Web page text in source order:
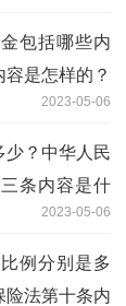
包括哪些内
是怎样的？
2023-05-06
少？中华人民
条内容是什
2023-05-06
例分别是多
险法第十条内